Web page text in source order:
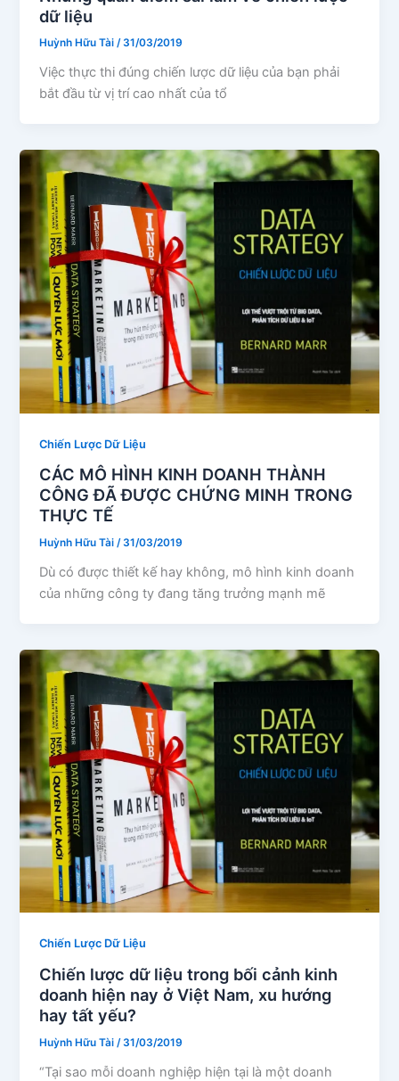
dữ liệu
Huỳnh Hữu Tài/31/03/2019
Việc thực thi đúng chiến lược dữ liệu của bạn phải
bắt đầu từ vị trí cao nhất của tổ
Chiến Lược Dữ Liệu
CÁC MÔ HÌNH KINH DOANH THÀNH
CÔNG ĐÃ ĐƯỢC CHỨNG MINH TRONG
THỰC TẾ
Huỳnh Hữu Tài/31/03/2019
Dù có được thiết kế hay không, mô hình kinh doanh
của những công ty đang tăng trưởng mạnh mẽ
Chiến Lược Dữ Liệu
Chiến lược dữ liệu trong bối cảnh kinh
doanh hiện nay ở Việt Nam, xu hướng
hay tất yếu?
Huỳnh Hữu Tài/31/03/2019
“Tại sao mỗi doanh nghiệp hiện tại là một doanh